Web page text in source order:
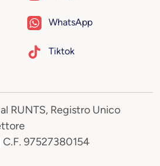
WhatsApp
Tiktok
RUNTS, Registro Unico
97527380154